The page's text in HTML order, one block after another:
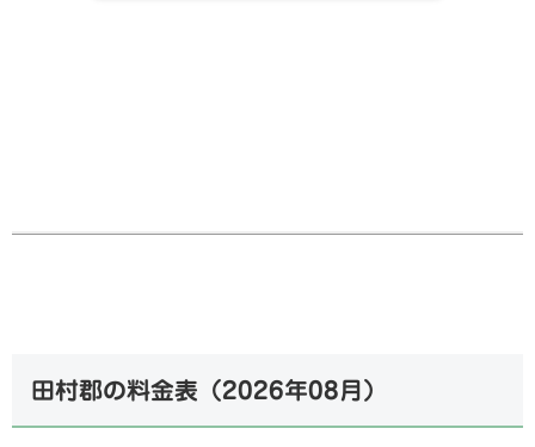
田村郡の料金表（2026年08月 ）